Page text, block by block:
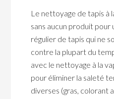
Le nettoyage de tapis à
sans aucun produit pour
régulier de tapis qui ne
contre la plupart du
avec le nettoyage à la
pour éliminer la saleté
diverses (gras, colorant